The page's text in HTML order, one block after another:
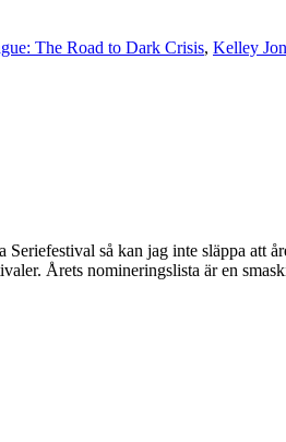
The Road to Dark Crisis, Kelley
så kan jag inte släppa
Årets nomineringslista är en